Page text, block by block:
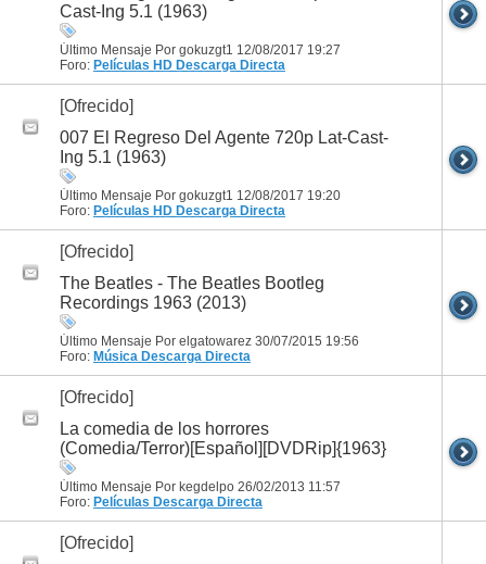
Cast-Ing 5.1 (1963)
Último Mensaje Por gokuzgt1 12/08/2017 19:27
Foro: Películas HD Descarga Directa
[Ofrecido]
007 El Regreso Del Agente 720p Lat-Cast-
Ing 5.1 (1963)
Último Mensaje Por gokuzgt1 12/08/2017 19:20
Foro: Películas HD Descarga Directa
[Ofrecido]
The Beatles - The Beatles Bootleg
Recordings 1963 (2013)
Último Mensaje Por elgatowarez 30/07/2015 19:56
Foro: Música Descarga Directa
[Ofrecido]
La comedia de los horrores
(Comedia/Terror)[Español][DVDRip]{1963}
Último Mensaje Por kegdelpo 26/02/2013 11:57
Foro: Películas Descarga Directa
[Ofrecido]